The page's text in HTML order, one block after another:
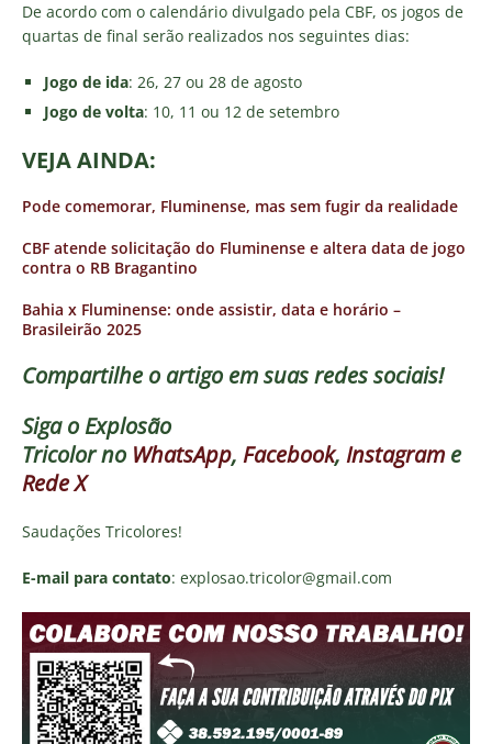
De acordo com o calendário divulgado pela CBF, os jogos de
quartas de final serão realizados nos seguintes dias:
Jogo de ida: 26, 27 ou 28 de agosto
Jogo de volta: 10, 11 ou 12 de setembro
VEJA AINDA:
Pode comemorar, Fluminense, mas sem fugir da realidade
CBF atende solicitação do Fluminense e altera data de jogo
contra o RB Bragantino
Bahia x Fluminense: onde assistir, data e horário –
Brasileirão 2025
Compartilhe o artigo em suas redes sociais!
Siga oExplosão
Tricolorno WhatsApp, Facebook, Instagram e
Rede X
Saudações Tricolores!
E-mail para contato: explosao.tricolor@gmail.com